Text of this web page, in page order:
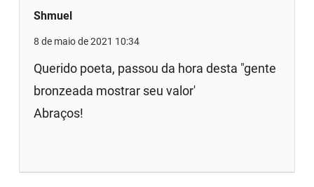
Shmuel
8 de maio de 2021 10:34
Querido poeta, passou da hora desta "gente
bronzeada mostrar seu valor'
Abraços!